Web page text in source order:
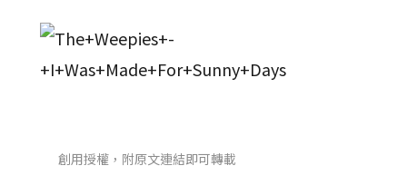
創用授權，附原文連結即可轉載